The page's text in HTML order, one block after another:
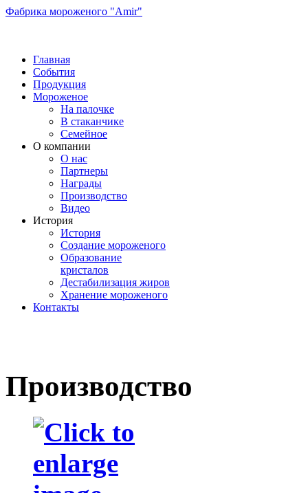
Фабрика мороженого "Amir"
Главная
События
Продукция
Мороженое
На палочке
В стаканчике
Семейное
О компании
О нас
Партнеры
Награды
Производство
Видео
История
История
Создание мороженого
Образование
кристалов
Дестабилизация жиров
Хранение мороженого
Контакты
Производство